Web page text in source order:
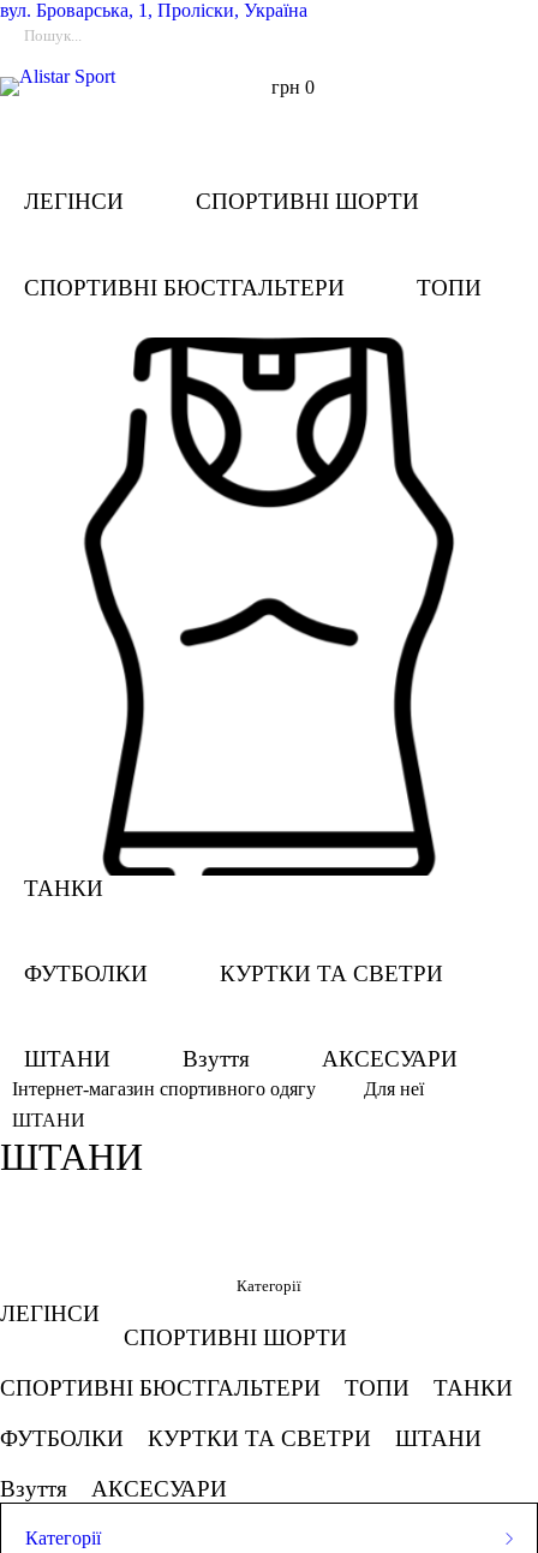
вул. Броварська, 1, Проліски, Україна
грн 0
ЛЕГІНСИ СПОРТИВНІ ШОРТИ
СПОРТИВНІ БЮСТГАЛЬТЕРИ ТОПИ
ТАНКИ
ФУТБОЛКИ КУРТКИ ТА СВЕТРИ
ШТАНИ Взуття АКСЕСУАРИ
Інтернет-магазин спортивного одягу
Для неї
ШТАНИ
ШТАНИ
Білий Кавун
М'ятний коктейль Оливковий
Рожево камінь Смарагдовий
Скасовувати все
Ціна
Категорії
ЛЕГІНСИ
СПОРТИВНІ ШОРТИ
СПОРТИВНІ БЮСТГАЛЬТЕРИ
ТОПИ
ТАНКИ
ФУТБОЛКИ
КУРТКИ ТА СВЕТРИ
ШТАНИ
Взуття
АКСЕСУАРИ
Категорії